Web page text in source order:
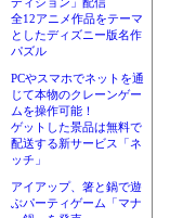
全12アニメ作品をテーマ
としたディズニー版名作
パズル
PCやスマホでネットを通
じて本物のクレーンゲー
ムを操作可能！
ゲットした景品は無料で
配送する新サービス「ネ
ッチ」
アイアップ、箸と鍋で遊
ぶパーティゲーム「マナ